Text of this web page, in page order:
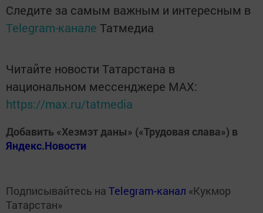
Следите за самым важным и интересным в
Telegram-канале Татмедиа
Читайте новости Татарстана в
национальном мессенджере MАХ:
https://max.ru/tatmedia
Добавить «Хезмэт даны» («Трудовая слава») в
Яндекс.Новости
Подписывайтесь на Telegram-канал «Кукмор
Татарстан»